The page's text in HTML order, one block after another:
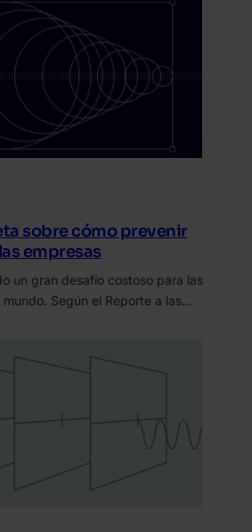
sobre cómo prevenir
empresas
un gran desafío costoso para las
Según el Reporte a las…